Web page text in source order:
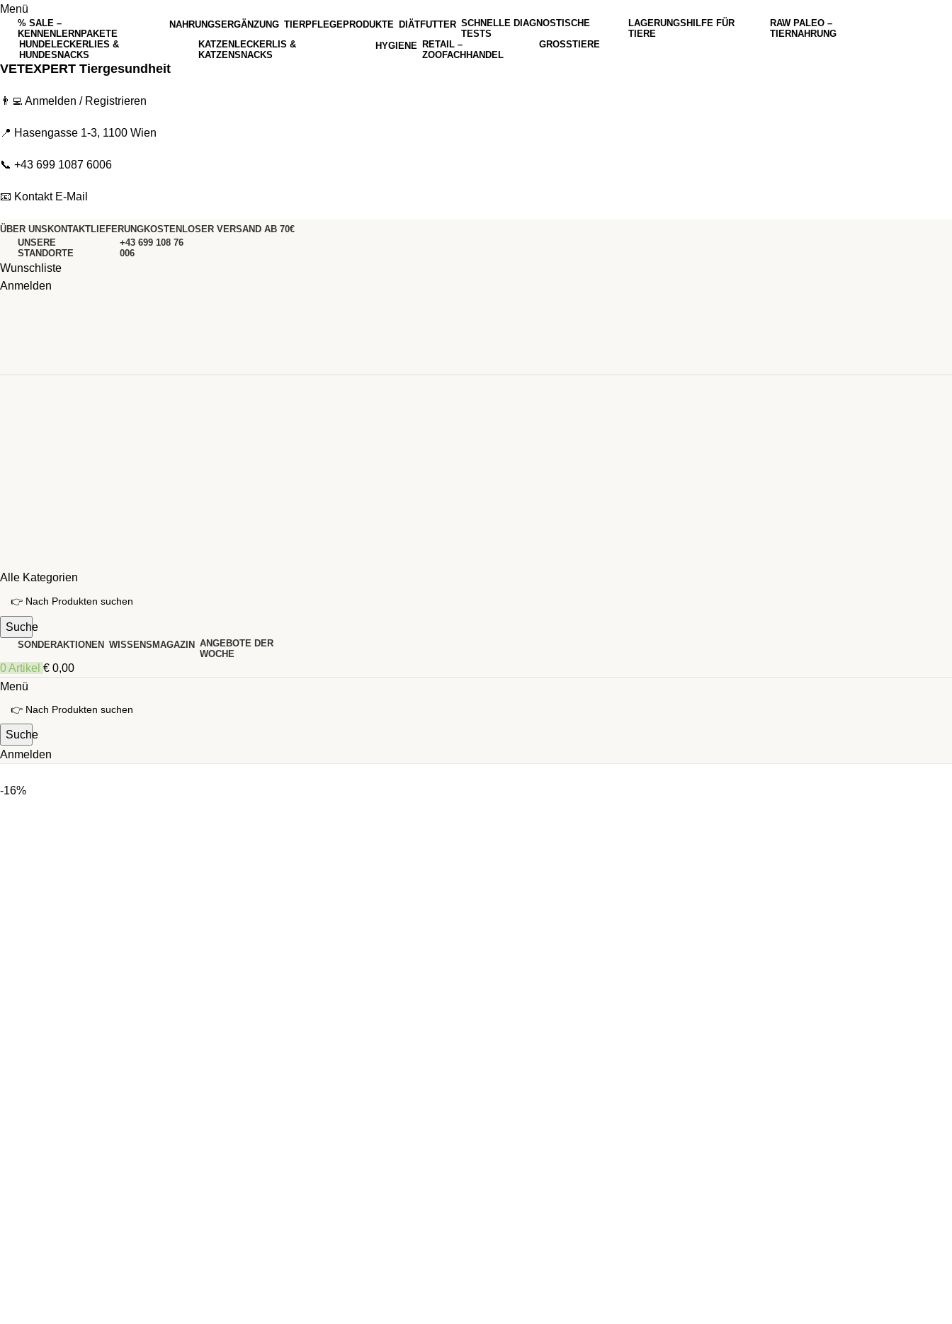
Menü
% SALE –
KENNENLERNPAKETE
NAHRUNGSERGÄNZUNG TIERPFLEGEPRODUKTE DIÄTFUTTER SCHNELLE DIAGNOSTISCHE
TESTS
LAGERUNGSHILFE FÜR
TIERE
RAW PALEO –
TIERNAHRUNG
HUNDELECKERLIES &
HUNDESNACKS
KATZENLECKERLIS &
KATZENSNACKS
HYGIENE
RETAIL –
ZOOFACHHANDEL
GROSSTIERE
VETEXPERT Tiergesundheit
👨‍💻 Anmelden / Registrieren
📍 Hasengasse 1-3, 1100 Wien
📞 +43 699 1087 6006
📧 Kontakt E-Mail
ÜBER UNS KONTAKTLIEFERUNGKOSTENLOSER VERSAND AB 70€
UNSERE
STANDORTE
+43 699 108 76
006
Wunschliste
Anmelden
Alle Kategorien
Suche
SONDERAKTIONEN WISSENSMAGAZIN ANGEBOTE DER
WOCHE
0Artikel € 0,00
Menü
Suche
Anmelden
-16%